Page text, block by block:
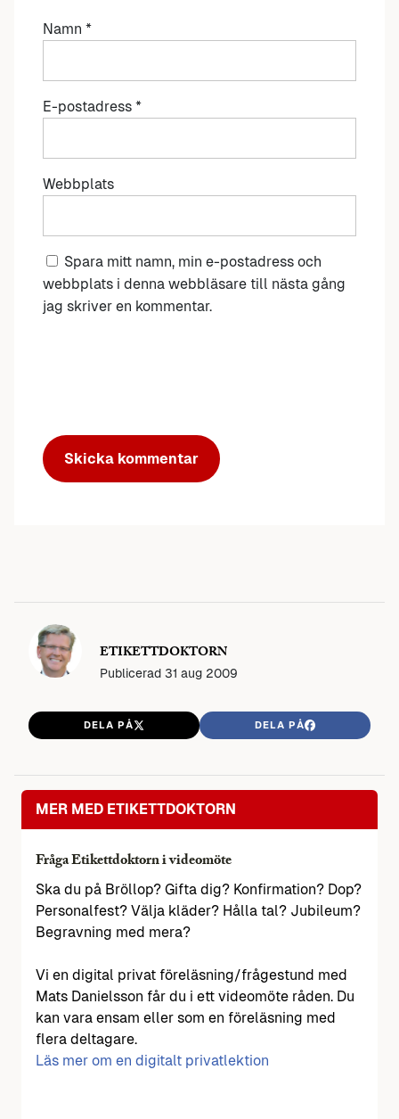
Namn *
E-postadress *
Webbplats
Spara mitt namn, min e-postadress och
webbplats i denna webbläsare till nästa gång
jag skriver en kommentar.
ETIKETTDOKTORN
Publicerad 31 aug 2009
DELA PÅ DELA PÅ
MER MED ETIKETTDOKTORN
Fråga Etikettdoktorn i videomöte
Ska du på Bröllop? Gifta dig? Konfirmation? Dop?
Personalfest? Välja kläder? Hålla tal? Jubileum?
Begravning med mera?
Vi en digital privat föreläsning/frågestund med
Mats Danielsson får du i ett videomöte råden. Du
kan vara ensam eller som en föreläsning med
flera deltagare.
Läs mer om en digitalt privatlektion